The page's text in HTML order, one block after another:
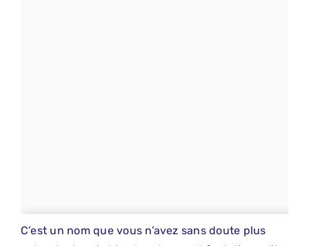
C’est un nom que vous n’avez sans doute plus